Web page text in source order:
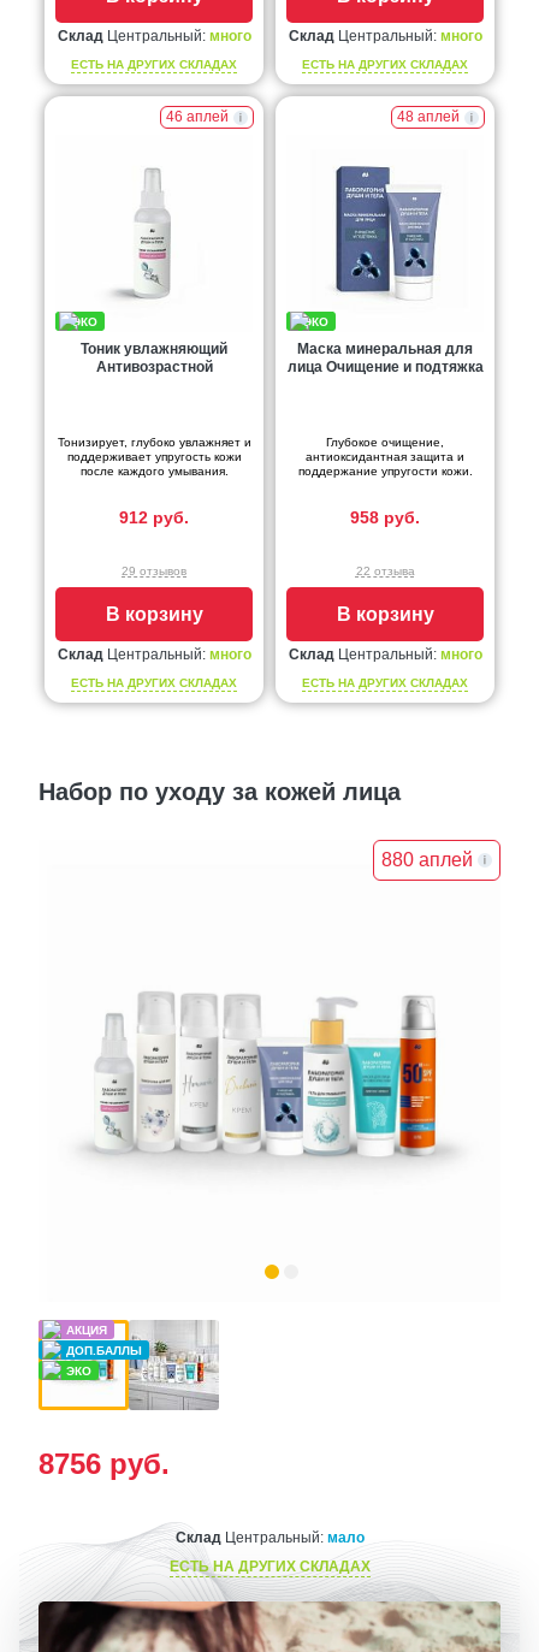
СкладЦентральный: много
ЕСТЬ НА ДРУГИХ СКЛАДАХ
СкладЦентральный: много
ЕСТЬ НА ДРУГИХ СКЛАДАХ
46 аплей
Тоник увлажняющий
Антивозрастной
Тонизирует, глубоко увлажняет и
поддерживает упругость кожи
после каждого умывания.
912 руб.
29 отзывов
В корзину
СкладЦентральный: много
ЕСТЬ НА ДРУГИХ СКЛАДАХ
48 аплей
Маска минеральная для
лица Очищение и подтяжка
Глубокое очищение,
антиоксидантная защита и
поддержание упругости кожи.
958 руб.
22 отзыва
В корзину
СкладЦентральный: много
ЕСТЬ НА ДРУГИХ СКЛАДАХ
Набор по уходу за кожей лица
880 аплей
8756 руб.
СкладЦентральный: мало
ЕСТЬ НА ДРУГИХ СКЛАДАХ